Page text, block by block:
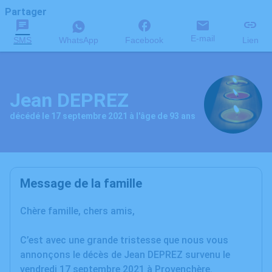
Partager
SMS WhatsApp Facebook E-mail Lien
Jean DEPREZ
décédé le 17 septembre 2021 à l'âge de 93 ans
Message de la famille
Chère famille, chers amis,
C’est avec une grande tristesse que nous vous
annonçons le décès de Jean DEPREZ survenu le
vendredi 17 septembre 2021 à Provenchère.